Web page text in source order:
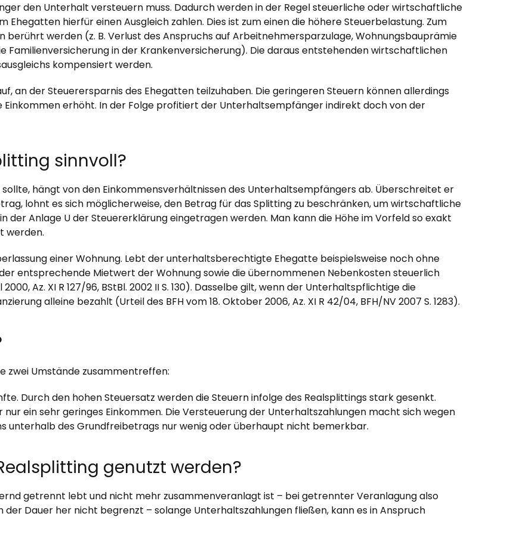
den Unterhalt versteuern muss. Dadurch werden in der Regel steuerliche oder wirtschaftliche
hierfür einen Ausgleich zahlen. Dies ist zum einen die höhere Steuerbelastung. Zum
werden (z. B. Verlust des Anspruchs auf Arbeitnehmersparzulage, Wohnungsbauprämie
Familienversicherung in der Krankenversicherung). Die daraus entstehenden wirtschaftlichen
kompensiert werden.
an der Steuerersparnis des Ehegatten teilzuhaben. Die geringeren Steuern können allerdings
erhöht. In der Folge profitiert der Unterhaltsempfänger indirekt doch von der
sinnvoll?
hängt von den Einkommensverhältnissen des Unterhaltsempfängers ab. Überschreitet er
lohnt es sich möglicherweise, den Betrag für das Splitting zu beschränken, um wirtschaftliche
in der Anlage U der Steuererklärung eingetragen werden. Man kann die Höhe im Vorfeld so exakt
werden.
einer Wohnung. Lebt der unterhaltsberechtigte Ehegatte beispielsweise noch ohne
entsprechende Mietwert der Wohnung sowie die übernommenen Nebenkosten steuerlich
Az. XI R 127/96, BStBl. 2002 II S. 130). Dasselbe gilt, wenn der Unterhaltspflichtige die
alleine bezahlt (Urteil des BFH vom 18. Oktober 2006, Az. XI R 42/04, BFH/NV 2007 S. 1283).
zwei Umstände zusammentreffen:
Durch den hohen Steuersatz werden die Steuern infolge des Realsplittings stark gesenkt.
ein sehr geringes Einkommen. Die Versteuerung der Unterhaltszahlungen macht sich wegen
unterhalb des Grundfreibetrags nur wenig oder überhaupt nicht bemerkbar.
genutzt werden?
getrennt lebt und nicht mehr zusammenveranlagt ist – bei getrennter Veranlagung also
Dauer her nicht begrenzt – solange Unterhaltszahlungen fließen, kann es in Anspruch